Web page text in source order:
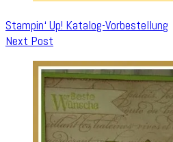
Stampin‘ Up! Katalog-Vorbestellung
Next Post